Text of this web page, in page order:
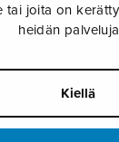
tai joita on
heidän
Kiellä